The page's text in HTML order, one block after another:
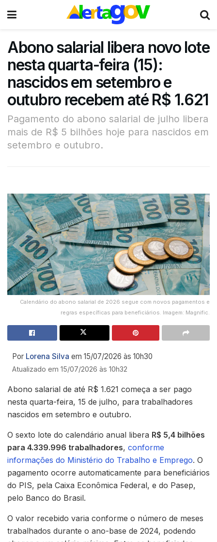
Abono salarial libera novo lote
nesta quarta-feira (15):
nascidos em setembro e
outubro recebem até R$ 1.621
Pagamento do abono salarial de julho libera
mais de R$ 5 bilhões hoje para nascidos em
setembro e outubro.
Calendário do abono salarial de 2026 segue com novos pagamentos e
regras específicas para beneficiários. Imagem: Magnific.
Por Lorena Silva em 15/07/2026 às 10h30
Atualizado em 15/07/2026 às 10h32
Abono salarial de até R$ 1.621 começa a ser pago
nesta quarta-feira, 15 de julho, para trabalhadores
nascidos em setembro e outubro.
O sexto lote do calendário anual libera R$ 5,4 bilhões
para 4.339.996 trabalhadores, conforme
informações do Ministério do Trabalho e Emprego. O
pagamento ocorre automaticamente para beneficiários
do PIS, pela Caixa Econômica Federal, e do Pasep,
pelo Banco do Brasil.
O valor recebido varia conforme o número de meses
trabalhados durante o ano-base de 2024, podendo